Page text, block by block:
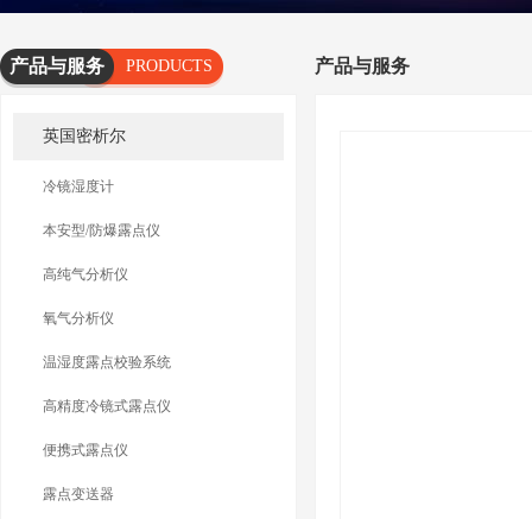
产品与服务
PRODUCTS
英国密析尔
冷镜湿度计
本安型/防爆露点仪
高纯气分析仪
氧气分析仪
温湿度露点校验系统
高精度冷镜式露点仪
便携式露点仪
露点变送器
产品与服务